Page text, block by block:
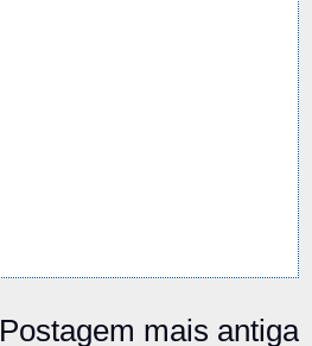
Postagem mais antiga